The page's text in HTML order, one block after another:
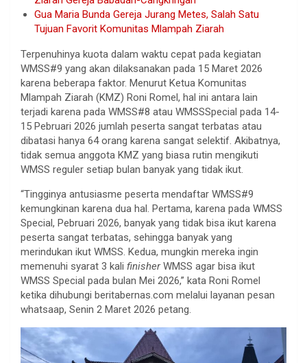
Gua Maria Bunda Gereja Jurang Metes, Salah Satu
Tujuan Favorit Komunitas Mlampah Ziarah
Terpenuhinya kuota dalam waktu cepat pada kegiatan
WMSS#9 yang akan dilaksanakan pada 15 Maret 2026
karena beberapa faktor. Menurut Ketua Komunitas
Mlampah Ziarah (KMZ) Roni Romel, hal ini antara lain
terjadi karena pada WMSS#8 atau WMSSSpecial pada 14-
15 Pebruari 2026 jumlah peserta sangat terbatas atau
dibatasi hanya 64 orang karena sangat selektif. Akibatnya,
tidak semua anggota KMZ yang biasa rutin mengikuti
WMSS reguler setiap bulan banyak yang tidak ikut.
“Tingginya antusiasme peserta mendaftar WMSS#9
kemungkinan karena dua hal. Pertama, karena pada WMSS
Special, Pebruari 2026, banyak yang tidak bisa ikut karena
peserta sangat terbatas, sehingga banyak yang
merindukan ikut WMSS. Kedua, mungkin mereka ingin
memenuhi syarat 3 kali finisherWMSS agar bisa ikut
WMSS Special pada bulan Mei 2026,” kata Roni Romel
ketika dihubungi beritabernas.com melalui layanan pesan
whatsaap, Senin 2 Maret 2026 petang.